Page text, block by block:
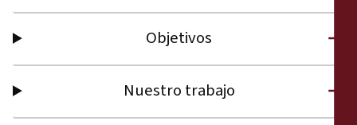
Objetivos
Nuestro trabajo